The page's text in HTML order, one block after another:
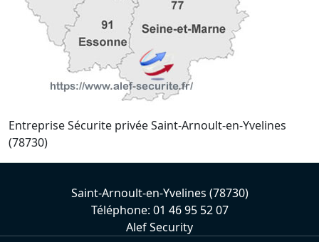
Entreprise Sécurite privée Saint-Arnoult-en-Yvelines
(78730)
Saint-Arnoult-en-Yvelines (78730)
Téléphone: 01 46 95 52 07
Alef Security